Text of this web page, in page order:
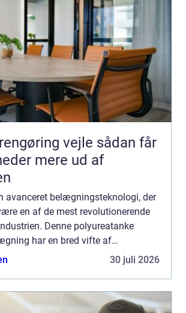
vejle sådan får
mere ud af
avanceret belægningsteknologi, der
en af de mest revolutionerende
Denne polyureatanke
har en bred vifte af
har vist sig at være en om...30 juli 2026